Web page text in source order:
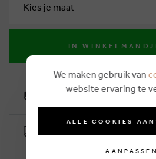
Kies je maat
IN
We maken gebruik van
website ervaring te
ALLE COOKIES
AANPASSEN